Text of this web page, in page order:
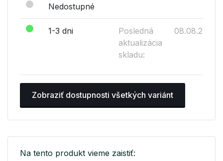
Nedostupné
1-3 dni
Posledná
aktualizácia
skladu:
08.08.2026
Zobraziť dostupnosti všetkých variánt
Na tento produkt vieme zaistiť: